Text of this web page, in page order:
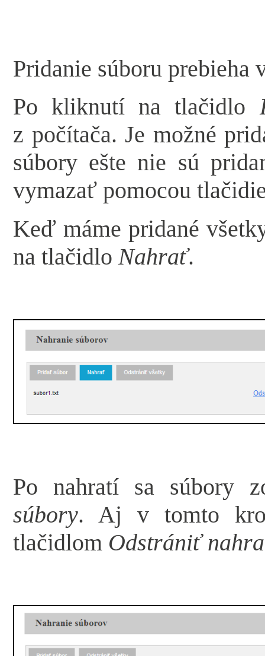
Pridanie súboru prebieha
Po kliknutí na tlačidlo
z počítača. Je možné
súbory ešte nie sú
vymazať pomocou
Keď máme pridané
na tlačidlo Nahrať.
Po nahratí sa súbory
súbory. Aj v tomto
tlačidlom Odstrániť